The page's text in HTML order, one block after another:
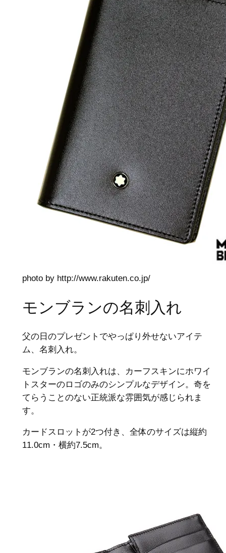
photo by http://www.rakuten.co.jp/
モンブランの名刺入れ
父の日のプレゼントでやっぱり外せないアイテ
ム、名刺入れ。
モンブランの名刺入れは、カーフスキンにホワイ
トスターのロゴのみのシンプルなデザイン。奇を
てらうことのない正統派な雰囲気が感じられま
す。
カードスロットが2つ付き、全体のサイズは縦約
11.0cm・横約7.5cm。